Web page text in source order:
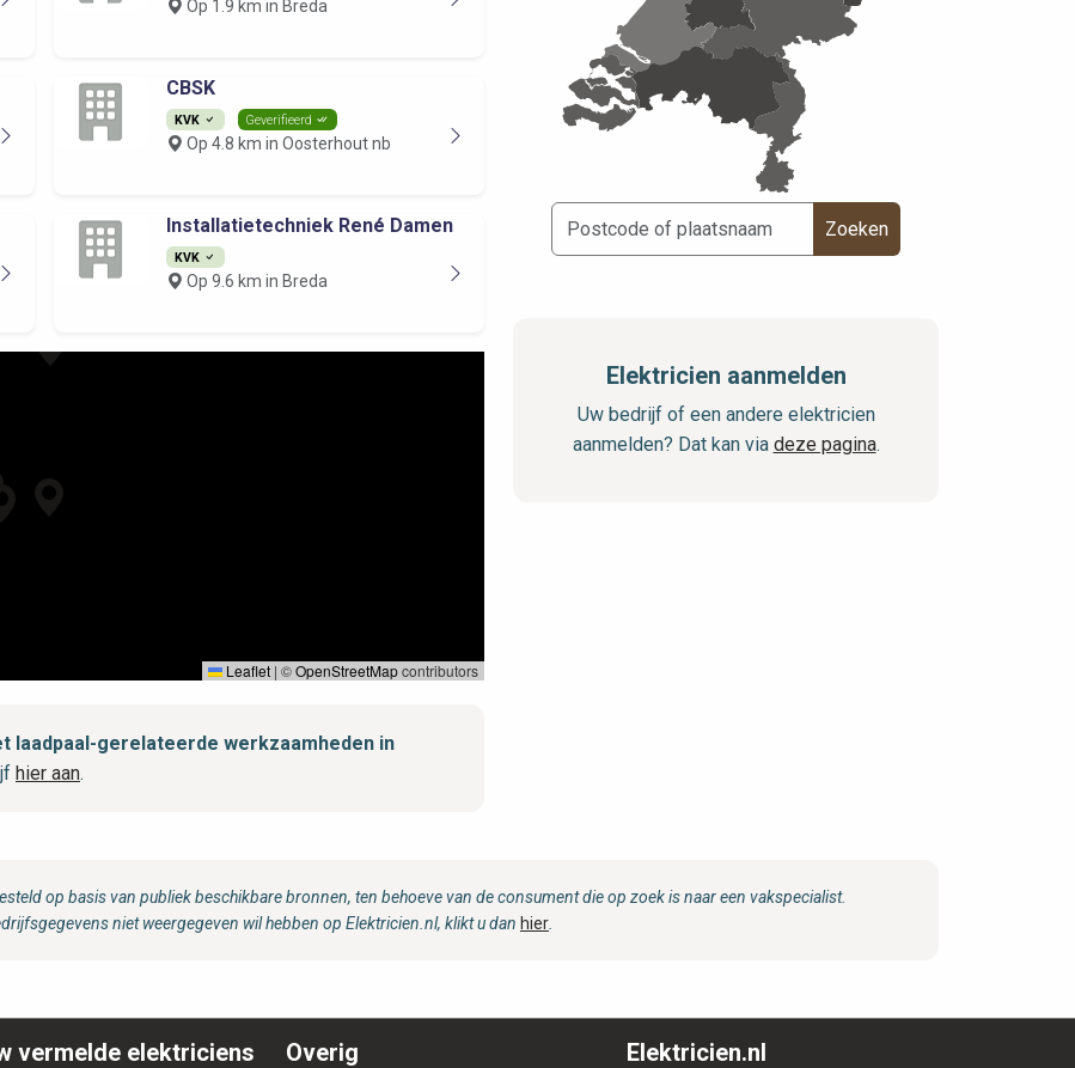
Op 1.9 km in Breda
CBSK
KVK Geverifieerd
Op 4.8 km in Oosterhout nb
Installatietechniek René Damen
KVK
Op 9.6 km in Breda
Leaflet | ©OpenStreetMapcontributors
laadpaal-gerelateerde werkzaamheden in
hier aan.
Zoeken
Elektricien aanmelden
Uw bedrijf of een andere elektricien
aanmelden? Dat kan via deze pagina.
op basis van publiek beschikbare bronnen, ten behoeve van de consument die op zoek is naar een vakspecialist.
niet weergegeven wil hebben op Elektricien.nl, klikt u dan hier
vermelde elektriciens Overig Elektricien.nl